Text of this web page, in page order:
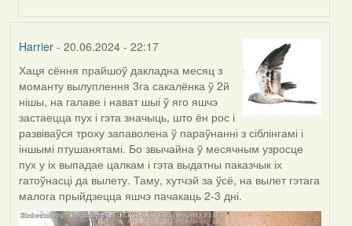
Harrier- 20.06.2024 - 22:17
Хаця сёння прайшоў дакладна месяц з
моманту вылуплення 3га сакалёнка ў 2й
нішы, на галаве і нават шыі ў яго яшчэ
застаецца пух і гэта значыць, што ён рос і
развіваўся троху запаволена ў параўнанні з сіблінгамі і
іншымі птушанятамі. Бо звычайна ў месячным узросце
пух у іх выпадае цалкам і гэта выдатны паказчык іх
гатоўнасці да вылету. Таму, хутчэй за ўсё, на вылет гэтага
малога прыйдзецца яшчэ пачакаць 2-3 дні.